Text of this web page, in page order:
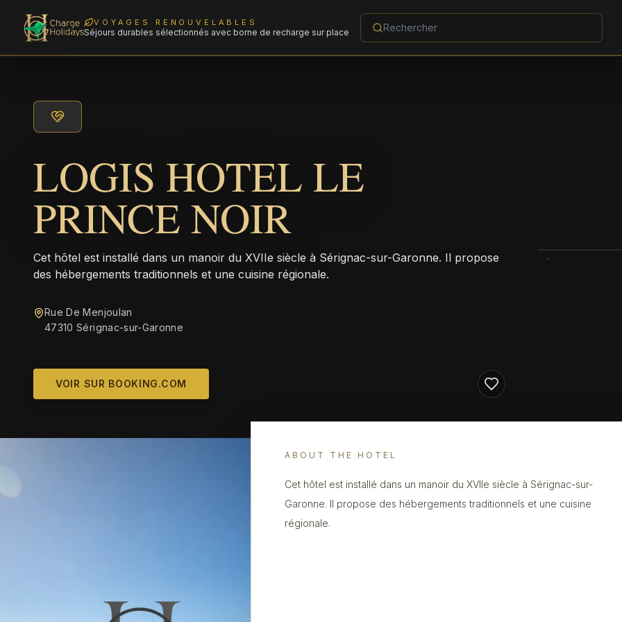
VOYAGES RENOUVELABLES
Séjours durables sélectionnés avec borne de recharge sur place
LOGIS HOTEL LE
PRINCE NOIR
Cet hôtel est installé dans un manoir du XVIIe siècle à Sérignac-sur-Garonne. Il propose
des hébergements traditionnels et une cuisine régionale.
Rue De Menjoulan
47310 Sérignac-sur-Garonne
VOIR SUR BOOKING.COM
ABOUT THE HOTEL
Cet hôtel est installé dans un manoir du XVIIe siècle à Sérignac-sur-
Garonne. Il propose des hébergements traditionnels et une cuisine
régionale.